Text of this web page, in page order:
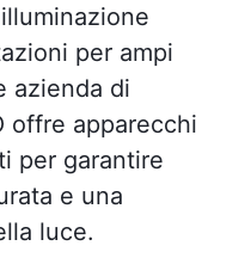
per ampi
azienda di
offre apparecchi
per garantire
e una
luce.